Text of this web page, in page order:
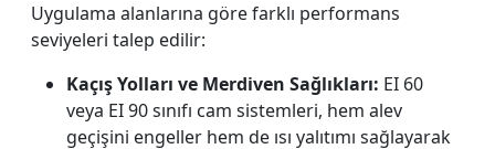
Uygulama alanlarına göre farklı performans
seviyeleri talep edilir:
Kaçış Yolları ve Merdiven Sağlıkları: EI 60
veya EI 90 sınıfı cam sistemleri, hem alev
geçişini engeller hem de ısı yalıtımı sağlayarak